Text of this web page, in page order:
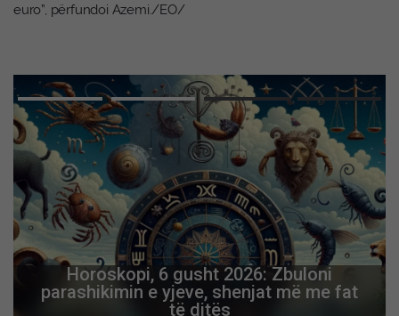
euro”, përfundoi Azemi./EO/
Kosovarët kryesojnë me leje qëndrimi në
Shqipëri, mbi 7 mijë të regjistruar
Advertisement